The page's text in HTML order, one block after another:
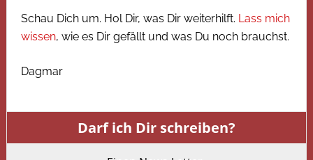
Schau Dich um. Hol Dir, was Dir weiterhilft. Lass mich
wissen, wie es Dir gefällt und was Du noch brauchst.
Dagmar
Darf ich Dir schreiben?